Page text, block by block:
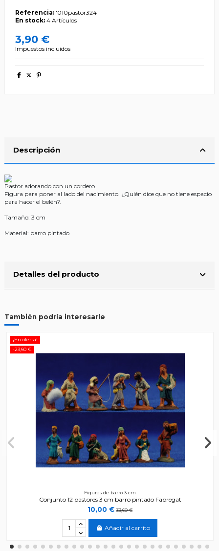
Referencia: '010pastor324
En stock: 4 Artículos
3,90 €
Impuestos incluidos
Descripción
Pastor adorando con un cordero.
Figura para poner al lado del nacimiento. ¿Quién dice que no tiene espacio
para hacer el belén?.
Tamaño: 3 cm
Material: barro pintado
Detalles del producto
También podría interesarle
¡En oferta!
-23,60 €
Figuras de barro 3 cm
Conjunto 12 pastores 3 cm barro pintado Fabregat
10,00 € 33,60 €
Añadir al carrito